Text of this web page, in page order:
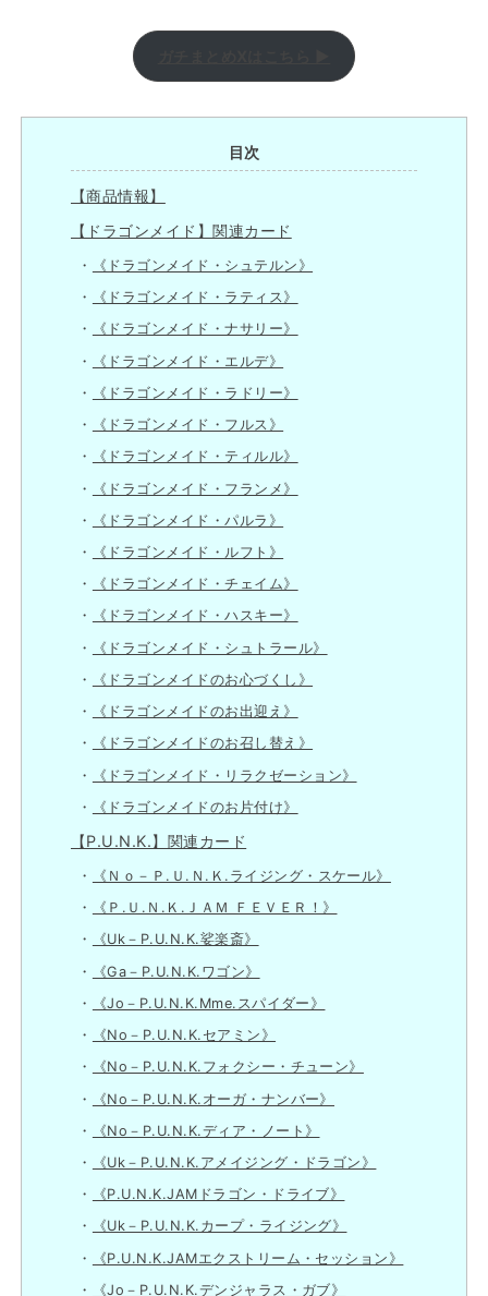
目次
【商品情報】
【ドラゴンメイド】関連カード
《ドラゴンメイド・シュテルン》
《ドラゴンメイド・ラティス》
《ドラゴンメイド・ナサリー》
《ドラゴンメイド・エルデ》
《ドラゴンメイド・ラドリー》
《ドラゴンメイド・フルス》
《ドラゴンメイド・ティルル》
《ドラゴンメイド・フランメ》
《ドラゴンメイド・パルラ》
《ドラゴンメイド・ルフト》
《ドラゴンメイド・チェイム》
《ドラゴンメイド・ハスキー》
《ドラゴンメイド・シュトラール》
《ドラゴンメイドのお心づくし》
《ドラゴンメイドのお出迎え》
《ドラゴンメイドのお召し替え》
《ドラゴンメイド・リラクゼーション》
《ドラゴンメイドのお片付け》
【P.U.N.K.】関連カード
《Ｎｏ－Ｐ.Ｕ.Ｎ.Ｋ.ライジング・スケール》
《Ｐ.Ｕ.Ｎ.Ｋ.ＪＡＭ ＦＥＶＥＲ！》
《Uk－P.U.N.K.娑楽斎》
《Ga－P.U.N.K.ワゴン》
《Jo－P.U.N.K.Mme.スパイダー》
《No－P.U.N.K.セアミン》
《No－P.U.N.K.フォクシー・チューン》
《No－P.U.N.K.オーガ・ナンバー》
《No－P.U.N.K.ディア・ノート》
《Uk－P.U.N.K.アメイジング・ドラゴン》
《P.U.N.K.JAMドラゴン・ドライブ》
《Uk－P.U.N.K.カープ・ライジング》
《P.U.N.K.JAMエクストリーム・セッション》
《Jo－P.U.N.K.デンジャラス・ガブ》